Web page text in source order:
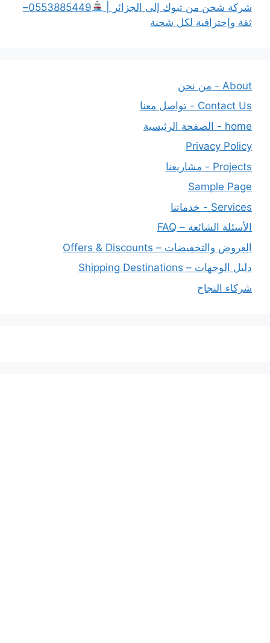
شركة شحن من تبوك إلى الجزائر |
0553885449–
ثقة وإحترافية لكل شحنة
About - من نحن
Contact Us - تواصل معنا
home - الصفحة الرئيسية
Privacy Policy
Projects - مشاريعنا
Sample Page
Services - خدماتنا
الأسئلة الشائعة – FAQ
العروض والتخفيضات – Offers & Discounts
دليل الوجهات – Shipping Destinations
شركاء النجاح